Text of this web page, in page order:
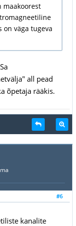
maakoorest
on väga tugeva
all pead
õpetaja rääkis.
#6
kanalite